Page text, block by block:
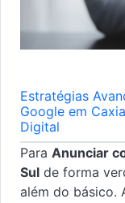
Estratégias
Google em
Digital
Para Anunciar
Sul de forma
além do básico.